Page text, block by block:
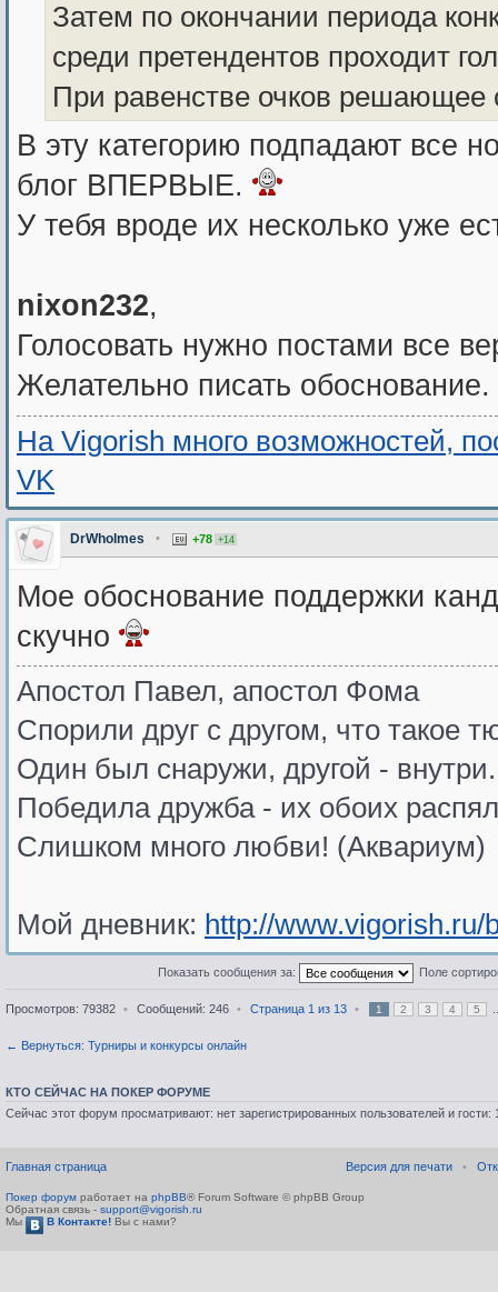
Затем по окончании периода
среди претендентов проходит
При равенстве очков
В эту категорию подпадают все
блог ВПЕРВЫЕ.
У тебя вроде их несколько уже
nixon232,
Голосовать нужно постами все
Желательно писать
На Vigorish много возможностей,
VK
DrWholmes • +78 +14
Мое обоснование поддержки
скучно
Апостол Павел, апостол Фома
Спорили друг с другом, что такое
Один был снаружи, другой - внутри.
Победила дружба - их обоих
Слишком много любви! (Аквариум)
Мой дневник: http://www.vigorish.ru/
Показать сообщения за: Поле
Просмотров: 79382 • Сообщений: 246 • Страница 1 из 13 • 1 2 3 4 5
← Вернуться: Турниры и конкурсы онлайн
КТО СЕЙЧАС НА ПОКЕР ФОРУМЕ
Сейчас этот форум просматривают: нет зарегистрированных пользователей и гости:
Главная страница •
Версия для печати
Покер форум работает на phpBB® Forum Software © phpBB Group
Обратная связь - support@vigorish.ru
Мы
В Контакте! Вы с нами?